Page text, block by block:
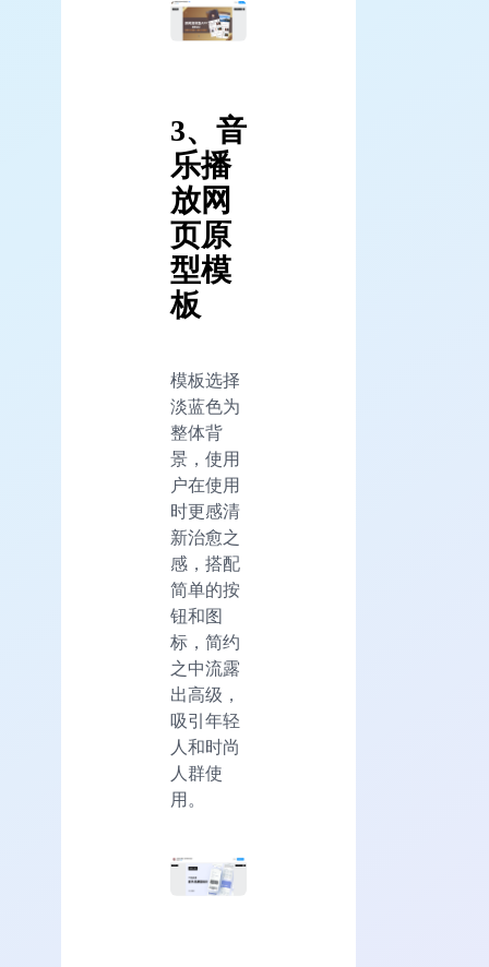
3、音
乐播
放网
页原
型模
板
模板选择
淡蓝色为
整体背
景，使用
户在使用
时更感清
新治愈之
感，搭配
简单的按
钮和图
标，简约
之中流露
出高级，
吸引年轻
人和时尚
人群使
用。